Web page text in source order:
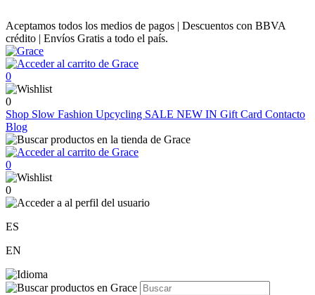
Aceptamos todos los medios de pagos | Descuentos con BBVA
crédito | Envíos Gratis a todo el país.
0
0
Shop Slow Fashion Upcycling SALE NEW IN Gift Card Contacto
Blog
0
0
ES
EN